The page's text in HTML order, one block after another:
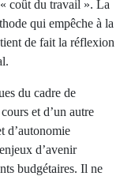
coût du travail ». La
qui empêche à la
de fait la réflexion
du cadre de
et d’un autre
d’autonomie
d’avenir
budgétaires. Il ne